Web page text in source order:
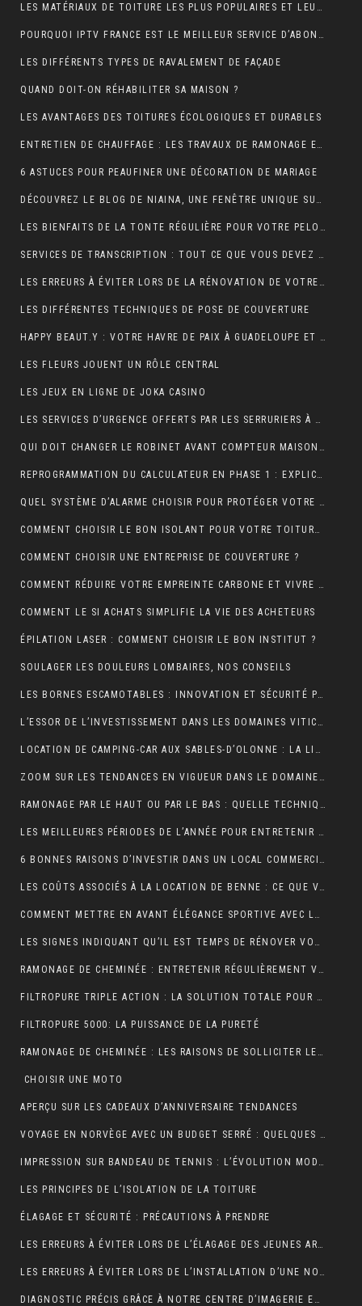
LES MATÉRIAUX DE TOITURE LES PLUS POPULAIRES ET LEURS CARACTÉRISTIQUES
POURQUOI IPTV FRANCE EST LE MEILLEUR SERVICE D’ABONNEMENT IPTV ?
LES DIFFÉRENTS TYPES DE RAVALEMENT DE FAÇADE
QUAND DOIT-ON RÉHABILITER SA MAISON ?
LES AVANTAGES DES TOITURES ÉCOLOGIQUES ET DURABLES
ENTRETIEN DE CHAUFFAGE : LES TRAVAUX DE RAMONAGE EN DÉTAIL
6 ASTUCES POUR PEAUFINER UNE DÉCORATION DE MARIAGE
DÉCOUVREZ LE BLOG DE NIAINA, UNE FENÊTRE UNIQUE SUR MADAGASCAR
LES BIENFAITS DE LA TONTE RÉGULIÈRE POUR VOTRE PELOUSE
SERVICES DE TRANSCRIPTION : TOUT CE QUE VOUS DEVEZ SAVOIR
LES ERREURS À ÉVITER LORS DE LA RÉNOVATION DE VOTRE TOITURE
LES DIFFÉRENTES TECHNIQUES DE POSE DE COUVERTURE
HAPPY BEAUT.Y : VOTRE HAVRE DE PAIX À GUADELOUPE ET À PARIS
LES FLEURS JOUENT UN RÔLE CENTRAL
LES JEUX EN LIGNE DE JOKA CASINO
LES SERVICES D’URGENCE OFFERTS PAR LES SERRURIERS À PARIS
QUI DOIT CHANGER LE ROBINET AVANT COMPTEUR MAISON INDIVIDUELLE ?
REPROGRAMMATION DU CALCULATEUR EN PHASE 1 : EXPLICATIONS
QUEL SYSTÈME D’ALARME CHOISIR POUR PROTÉGER VOTRE MAISON ?
COMMENT CHOISIR LE BON ISOLANT POUR VOTRE TOITURE ?
COMMENT CHOISIR UNE ENTREPRISE DE COUVERTURE ?
COMMENT RÉDUIRE VOTRE EMPREINTE CARBONE ET VIVRE DURABLEMENT ?
COMMENT LE SI ACHATS SIMPLIFIE LA VIE DES ACHETEURS
ÉPILATION LASER : COMMENT CHOISIR LE BON INSTITUT ?
SOULAGER LES DOULEURS LOMBAIRES, NOS CONSEILS
LES BORNES ESCAMOTABLES : INNOVATION ET SÉCURITÉ POUR L’ESPACE URBAIN
L’ESSOR DE L’INVESTISSEMENT DANS LES DOMAINES VITICOLES DE PROVENCE : UNE ANALYSE ÉCONOMIQUE ET CULTURELLE
LOCATION DE CAMPING-CAR AUX SABLES-D’OLONNE : LA LIBERTÉ DE DÉCOUVRIR LA CÔTE ATLANTIQUE
ZOOM SUR LES TENDANCES EN VIGUEUR DANS LE DOMAINE DU WEBMARKETING
RAMONAGE PAR LE HAUT OU PAR LE BAS : QUELLE TECHNIQUE EST LA PLUS EFFICACE ?
LES MEILLEURES PÉRIODES DE L’ANNÉE POUR ENTRETENIR VOS GOUTTIÈRES
6 BONNES RAISONS D’INVESTIR DANS UN LOCAL COMMERCIAL
LES COÛTS ASSOCIÉS À LA LOCATION DE BENNE : CE QUE VOUS DEVEZ SAVOIR
COMMENT METTRE EN AVANT ÉLÉGANCE SPORTIVE AVEC LE POLO RUGBY ALL BLACK ?
LES SIGNES INDIQUANT QU’IL EST TEMPS DE RÉNOVER VOTRE TOITURE
RAMONAGE DE CHEMINÉE : ENTRETENIR RÉGULIÈREMENT VOS CONDUITS DE FUMÉE
FILTROPURE TRIPLE ACTION : LA SOLUTION TOTALE POUR L’EAU
FILTROPURE 5000: LA PUISSANCE DE LA PURETÉ
RAMONAGE DE CHEMINÉE : LES RAISONS DE SOLLICITER LES SERVICES D’UN PROFESSIONNEL
CHOISIR UNE MOTO
APERÇU SUR LES CADEAUX D’ANNIVERSAIRE TENDANCES
VOYAGE EN NORVÈGE AVEC UN BUDGET SERRÉ : QUELQUES PETITS CONSEILS
IMPRESSION SUR BANDEAU DE TENNIS : L’ÉVOLUTION MODERNE
LES PRINCIPES DE L’ISOLATION DE LA TOITURE
ÉLAGAGE ET SÉCURITÉ : PRÉCAUTIONS À PRENDRE
LES ERREURS À ÉVITER LORS DE L’ÉLAGAGE DES JEUNES ARBRES
LES ERREURS À ÉVITER LORS DE L’INSTALLATION D’UNE NOUVELLE TOITURE
DIAGNOSTIC PRÉCIS GRÂCE À NOTRE CENTRE D’IMAGERIE ET SCANNER MODERNE